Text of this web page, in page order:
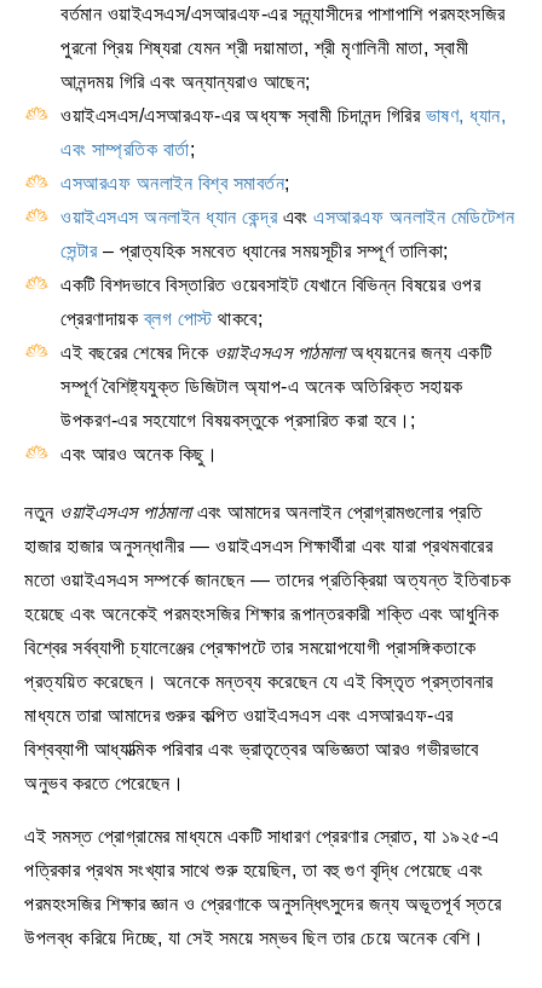
বর্তমান ওয়াইএসএস/এসআরএফ-এর সন্ন্যাসীদের পাশাপাশি পরমহংসজির
পুরনো প্রিয় শিষ্যরা যেমন শ্রী দয়ামাতা, শ্রী মৃণালিনী মাতা, স্বামী
আনন্দময় গিরি এবং অন্যান্যরাও আছেন;
ওয়াইএসএস/এসআরএফ-এর অধ্যক্ষ স্বামী চিদানন্দ গিরিরভাষণ, ধ্যান,
এবং সাম্প্রতিক বার্তা;
এসআরএফ অনলাইন বিশ্ব সমাবর্তন;
ওয়াইএসএস অনলাইন ধ্যান কেন্দ্রএবং এসআরএফ অনলাইন মেডিটেশন
সেন্টার– প্রাত্যহিক সমবেত ধ্যানের সময়সূচীর সম্পূর্ণ তালিকা;
একটি বিশদভাবে বিস্তারিত ওয়েবসাইট যেখানে বিভিন্ন বিষয়ের ওপর
প্রেরণাদায়কব্লগ পোস্টথাকবে;
এই বছরের শেষের দিকে ওয়াইএসএস পাঠমালাঅধ্যয়নের জন্য একটি
সম্পূর্ণ বৈশিষ্ট্যযুক্ত ডিজিটাল অ্যাপ-এ অনেক অতিরিক্ত সহায়ক
উপকরণ-এর সহযোগে বিষয়বস্তুকে প্রসারিত করা হবে।;
এবং আরও অনেক কিছু।
নতুন ওয়াইএসএস পাঠমালাএবং আমাদের অনলাইন প্রোগ্রামগুলোর প্রতি
হাজার হাজার অনুসন্ধানীর — ওয়াইএসএস শিক্ষার্থীরা এবং যারা প্রথমবারের
মতো ওয়াইএসএস সম্পর্কে জানছেন — তাদের প্রতিক্রিয়া অত্যন্ত ইতিবাচক
হয়েছে এবং অনেকেই পরমহংসজির শিক্ষার রূপান্তরকারী শক্তি এবং আধুনিক
বিশ্বের সর্বব্যাপী চ্যালেঞ্জের প্রেক্ষাপটে তার সময়োপযোগী প্রাসঙ্গিকতাকে
প্রত্যয়িত করেছেন। অনেকে মন্তব্য করেছেন যে এই বিস্তৃত প্রস্তাবনার
মাধ্যমে তারা আমাদের গুরুর কল্পিত ওয়াইএসএস এবং এসআরএফ-এর
বিশ্বব্যাপী আধ্যাত্মিক পরিবার এবং ভ্রাতৃত্বের অভিজ্ঞতা আরও গভীরভাবে
অনুভব করতে পেরেছেন।
এই সমস্ত প্রোগ্রামের মাধ্যমে একটি সাধারণ প্রেরণার স্রোত, যা ১৯২৫-এ
পত্রিকার প্রথম সংখ্যার সাথে শুরু হয়েছিল, তা বহু গুণ বৃদ্ধি পেয়েছে এবং
পরমহংসজির শিক্ষার জ্ঞান ও প্রেরণাকে অনুসন্ধিৎসুদের জন্য অভূতপূর্ব স্তরে
উপলব্ধ করিয়ে দিচ্ছে, যা সেই সময়ে সম্ভব ছিল তার চেয়ে অনেক বেশি।